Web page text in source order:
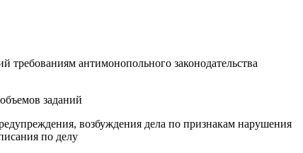
антимонопольного законодательства
заданий
возбуждения дела по признакам нарушения
по делу